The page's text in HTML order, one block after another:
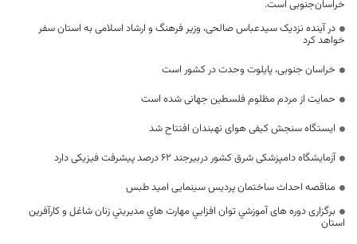
خراسان‌جنوبی است.
در آینده نزدیک سیدعباس صالحی، وزیر فرهنگ و ارشاد اسلامی به استان سفر
خواهد کرد
خراسان جنوبی، پایلوت وحدت در کشور است
حمایت از مردم مظلوم فلسطین جهانی شده‌ است
ایستگاه سنجش کیفی هوای نهبندان افتتاح شد
آزمایشگاه دامپزشکی شرق کشور دربیرجند ۶۲ درصد پیشرفت فیزیکی دارد
مناقصه احداث ساختمان پردیس سینمایی امید طبس
برگزاری دوره های آموزشي توان افزايي مهارت هاي مديريتي زنان شاغل و کارآفرین
استان